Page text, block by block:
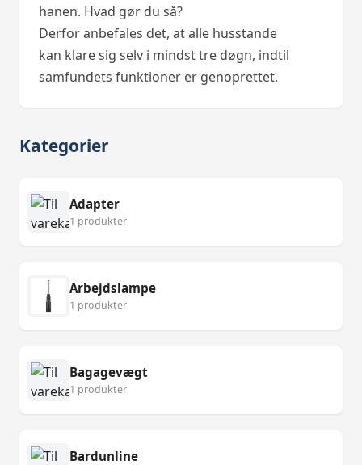
hanen. Hvad gør du så?
Derfor anbefales det, at alle husstande
kan klare sig selv i mindst tre døgn, indtil
samfundets funktioner er genoprettet.
Kategorier
Adapter
1 produkter
Arbejdslampe
1 produkter
Bagagevægt
1 produkter
Bardunline